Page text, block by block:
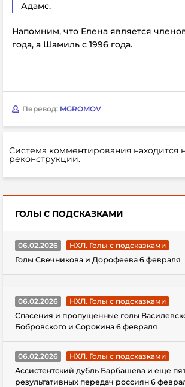
Адамс.
Напомним, что Елена является
года, а Шамиль с 1996 года.
Перевод: MGROMOV
Система комментирования находится
реконструкции.
ГОЛЫ С ПОДСКАЗКАМИ
06.02.2026
НХЛ. Голы с подсказками
Голы Свечникова и Дорофеева 6 февраля
06.02.2026
НХЛ. Голы с подсказками
Спасения и пропущенные голы
Бобровского и Сорокина 6 февраля
06.02.2026
НХЛ. Голы с подсказками
Ассистентский дубль Барбашева и еще
результативных передач россиян 6